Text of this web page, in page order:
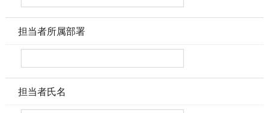
担当者所属部署
担当者氏名